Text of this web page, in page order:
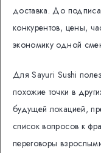
доставка. До
конкурентов, цены,
экономику одной
Для Sayuri Sushi
похожие точки в
будущей локацией,
список вопросов к
переговоры